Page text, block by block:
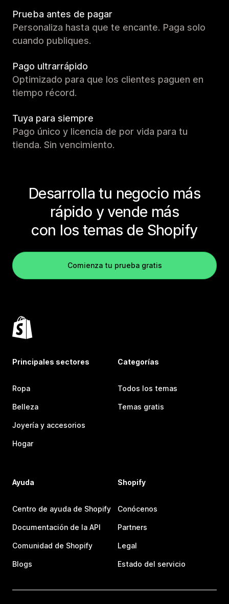
Prueba antes de pagar
Personaliza hasta que te encante. Paga solo
cuando publiques.
Pago ultrarrápido
Optimizado para que los clientes paguen en
tiempo récord.
Tuya para siempre
Pago único y licencia de por vida para tu
tienda. Sin vencimiento.
Desarrolla tu negocio más
rápido y vende más
con los temas de Shopify
Comienza tu prueba gratis
Principales sectores
Ropa
Belleza
Joyería y accesorios
Hogar
Categorías
Todos los temas
Temas gratis
Ayuda
Centro de ayuda de Shopify
Documentación de la API
Comunidad de Shopify
Blogs
Shopify
Conócenos
Partners
Legal
Estado del servicio